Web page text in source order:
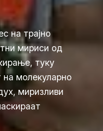
на трајно
мириси од
туку
на молекуларно
миризливи